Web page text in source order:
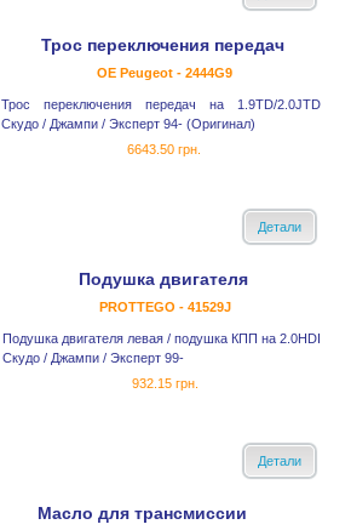
Трос переключения передач
OE Peugeot - 2444G9
Трос переключения передач на 1.9TD/2.0JTD
Скудо / Джампи / Эксперт 94- (Оригинал)
6643.50 грн.
Детали
Подушка двигателя
PROTTEGO - 41529J
Подушка двигателя левая / подушка КПП на 2.0HDI
Скудо / Джампи / Эксперт 99-
932.15 грн.
Детали
Масло для трансмиссии